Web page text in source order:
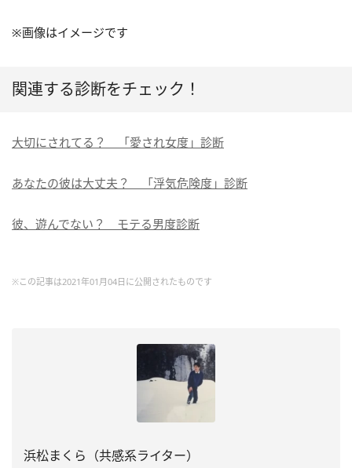
※画像はイメージです
関連する診断をチェック！
大切にされてる？ 「愛され女度」診断
あなたの彼は大丈夫？ 「浮気危険度」診断
彼、遊んでない？ モテる男度診断
※この記事は2021年01月04日に公開されたものです
浜松まくら（共感系ライター）